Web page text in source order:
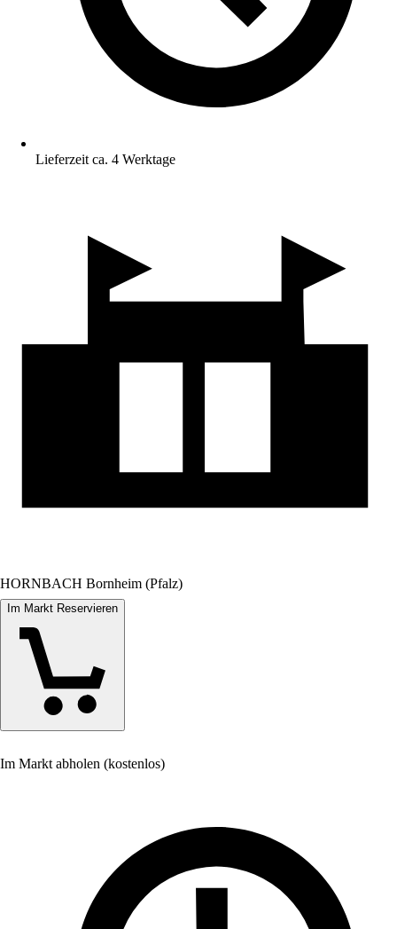
Lieferzeit ca. 4 Werktage
HORNBACH Bornheim (Pfalz)
Im Markt Reservieren
Im Markt abholen (kostenlos)